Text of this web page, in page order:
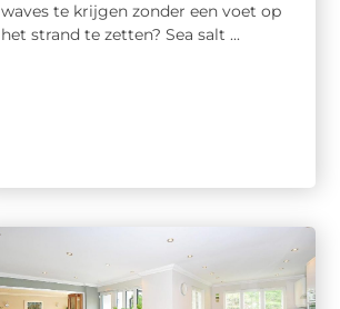
waves te krijgen zonder een voet op
het strand te zetten? Sea salt ...